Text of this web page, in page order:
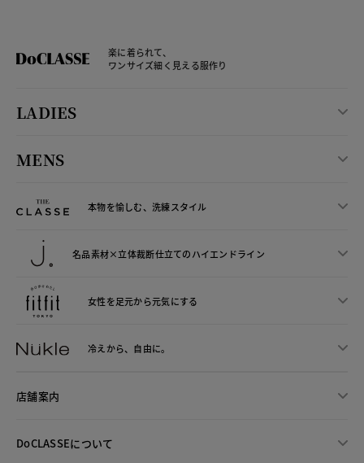
楽に着られて、
ワンサイズ細く見える服作り
LADIES
MENS
本物を愉しむ、洗練スタイル
名品素材×立体裁断仕立てのハイエンドライン
女性を足元から元気にする
冷えから、 自由に。
店舗案内
DoCLASSEについて